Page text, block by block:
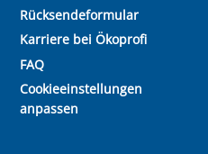
Rücksendeformular
Karriere bei Ökoprofi
FAQ
Cookieeinstellungen
anpassen